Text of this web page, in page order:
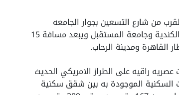
من شارع التسعين بجوار الجامعه
الامريكيه الجديده في القاهرة والجامعة الألمانية والجامعة الكندية وجامعة المستقبل ويبعد مسافة 15
ومدينة الرحاب.
ويتميز بتصميمات عصريه راقيه على الطراز الامريكي الحديث
السكنية الموجودة به بين شقق سكنية